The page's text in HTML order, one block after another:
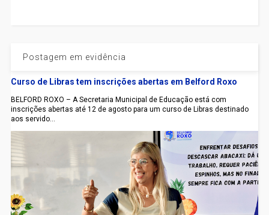
Postagem em evidência
Curso de Libras tem inscrições abertas em Belford Roxo
BELFORD ROXO – A Secretaria Municipal de Educação está com
inscrições abertas até 12 de agosto para um curso de Libras destinado
aos servido...